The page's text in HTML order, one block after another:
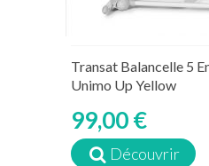
Transat Balancelle 5
Unimo Up Yellow
99,00 €
Découvrir